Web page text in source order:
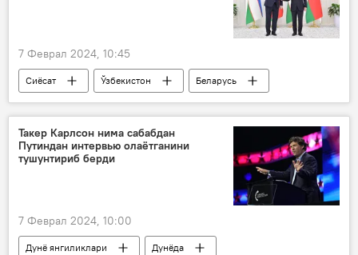
7 Феврал 2024, 10:45
Сиёсат Ўзбекистон
Беларусь
Ўзбекистон ТИВ
Бахтиёр Саидов
Такер Карлсон нима сабабдан
Путиндан интервью олаётганини
тушунтириб берди
7 Феврал 2024, 10:00
Дунё янгиликлари
Дунёда